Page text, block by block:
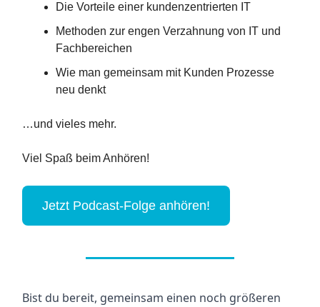
Die Vorteile einer kundenzentrierten IT
Methoden zur engen Verzahnung von IT und
Fachbereichen
Wie man gemeinsam mit Kunden Prozesse
neu denkt
…und vieles mehr.
Viel Spaß beim Anhören!
Jetzt Podcast-Folge anhören!
Bist du bereit, gemeinsam einen noch größeren